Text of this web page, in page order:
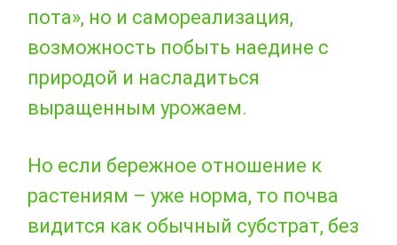
пота», но и самореализация,
возможность побыть наедине с
природой и насладиться
выращенным урожаем.
Но если бережное отношение к
растениям – уже норма, то почва
видится как обычный субстрат, без